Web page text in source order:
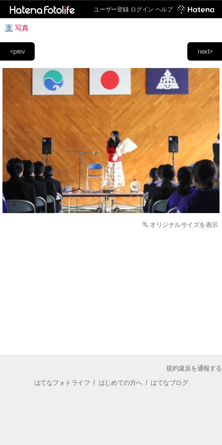
ユーザー登録 ログイン ヘルプ
写真
next>
<prev
オリジナルサイズを表示
規約違反を通報する
はてなフォトライフ / はじめての方へ/ はてなブログ